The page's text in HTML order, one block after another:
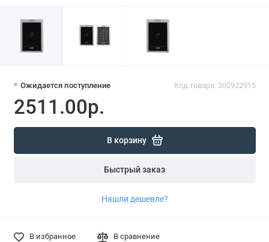
Ожидается поступление Код товара: 302922915
2511.00р.
В корзину
Быстрый заказ
Нашли дешевле?
В избранное В сравнение